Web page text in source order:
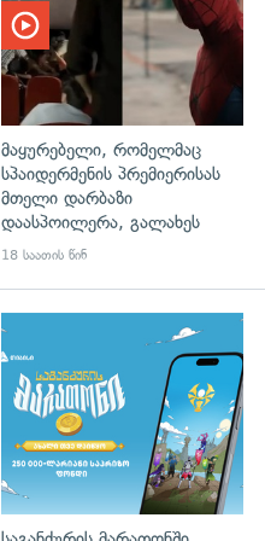
მაყურებელი, რომელმაც
სპაიდერმენის პრემიერისას
მთელი დარბაზი
დაასპოილერა, გალახეს
18 საათის წინ